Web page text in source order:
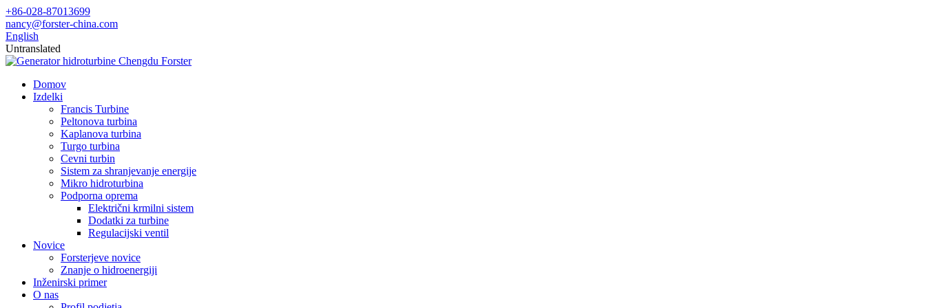
+86-028-87013699
nancy@forster-china.com
English
Untranslated
Domov
Izdelki
Francis Turbine
Peltonova turbina
Kaplanova turbina
Turgo turbina
Cevni turbin
Sistem za shranjevanje energije
Mikro hidroturbina
Podporna oprema
Električni krmilni sistem
Dodatki za turbine
Regulacijski ventil
Novice
Forsterjeve novice
Znanje o hidroenergiji
Inženirski primer
O nas